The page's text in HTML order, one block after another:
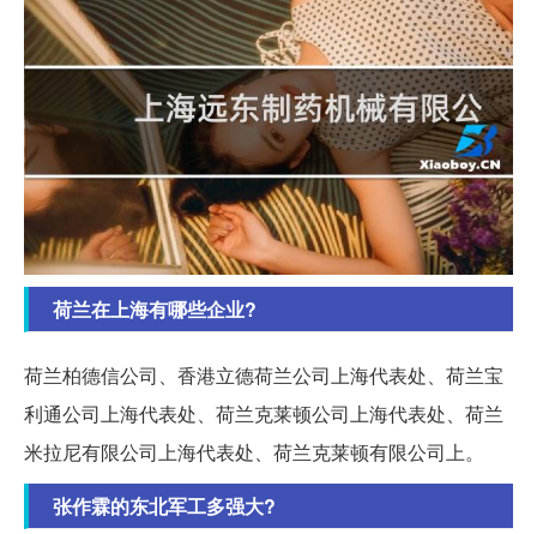
荷兰在上海有哪些企业?
荷兰柏德信公司、香港立德荷兰公司上海代表处、荷兰宝
利通公司上海代表处、荷兰克莱顿公司上海代表处、荷兰
米拉尼有限公司上海代表处、荷兰克莱顿有限公司上。
张作霖的东北军工多强大?